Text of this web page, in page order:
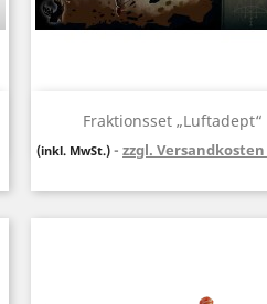
Fraktionsset „Luftadept“
(inkl. MwSt.) zzgl. Versandkosten
Vorschau